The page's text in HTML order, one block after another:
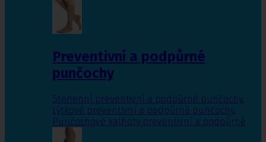
Preventivní a podpůrné
punčochy
Stehenní preventivní a podpůrné punčochy,
Lýtkové preventivní a podpůrné punčochy,
Punčochové kalhoty preventivní a podpůrné